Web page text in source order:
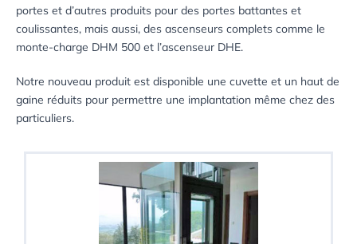
portes et d’autres produits pour des portes battantes et
coulissantes, mais aussi, des ascenseurs complets comme le
monte-charge DHM 500 et l’ascenseur DHE.
Notre nouveau produit est disponible une cuvette et un haut de
gaine réduits pour permettre une implantation même chez des
particuliers.